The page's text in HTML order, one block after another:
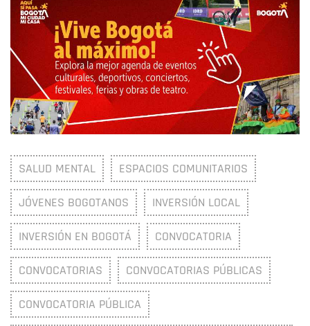
SALUD MENTAL ESPACIOS COMUNITARIOS
JÓVENES BOGOTANOS INVERSIÓN LOCAL
INVERSIÓN EN BOGOTÁ CONVOCATORIA
CONVOCATORIAS CONVOCATORIAS PÚBLICAS
CONVOCATORIA PÚBLICA